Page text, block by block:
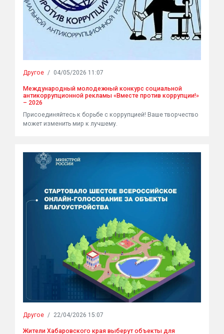
Другое / 04/05/2026 11:07
Международный молодежный конкурс социальной
антикоррупционной рекламы «Вместе против коррупции!»
– 2026
Присоединяйтесь к борьбе с коррупцией! Ваше творчество
может изменить мир к лучшему.
Другое / 22/04/2026 15:07
Жители Хабаровского края выберут объекты для